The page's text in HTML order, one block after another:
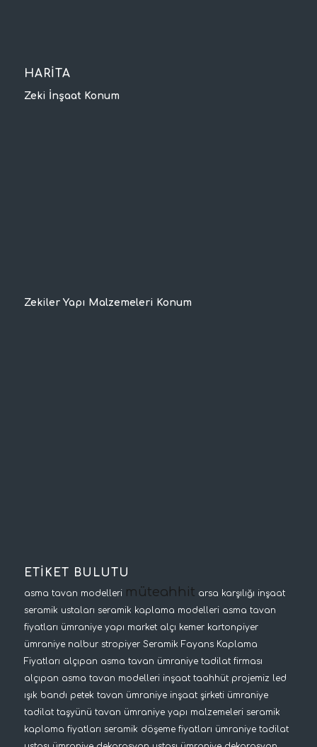
HARİTA
Zeki İnşaat Konum
Zekiler Yapı Malzemeleri Konum
ETİKET BULUTU
asma tavan modelleri müteahhit arsa karşılığı inşaat
seramik ustaları seramik kaplama modelleri asma tavan
fiyatları ümraniye yapı market alçı kemer kartonpiyer
ümraniye nalbur stropiyer Seramik Fayans Kaplama
Fiyatları alçıpan asma tavan ümraniye tadilat firması
alçıpan asma tavan modelleri inşaat taahhüt projemiz led
ışık bandı petek tavan ümraniye inşaat şirketi ümraniye
tadilat taşyünü tavan ümraniye yapı malzemeleri seramik
kaplama fiyatları seramik döşeme fiyatları ümraniye tadilat